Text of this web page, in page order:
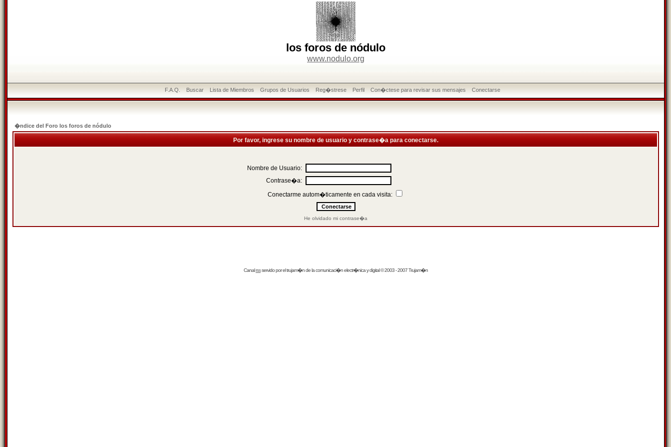
los foros de nódulo
www.nodulo.org
F.A.Q. Buscar Lista de Miembros Grupos de Usuarios Reg�strese Perfil Con�ctese para revisar sus mensajes Conectarse
�ndice del Foro los foros de nódulo
Por favor, ingrese su nombre de usuario y contrase�a para conectarse.
Nombre de Usuario:
Contrase�a:
Conectarme autom�ticamente en cada visita:
He olvidado mi contrase�a
Canalrssservido por eltrujam�nde la comunicaci�n electr�nica y digital © 2003 - 2007 Trujam�n